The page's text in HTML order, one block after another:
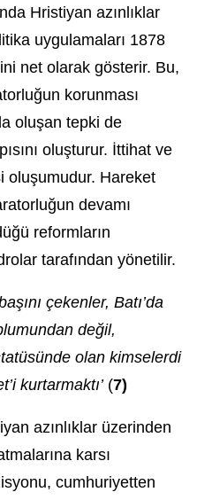
Hristiyan azınlıklar
uygulamaları 1878
net olarak gösterir. Bu,
korunması
oluşan tepki de
oluşturur. İttihat ve
oluşumudur. Hareket
devamı
reformların
tarafından yönetilir.
çekenler, Batı’da
değil,
olan kimselerdi
kurtarmaktı’(7)
azınlıklar üzerinden
karsı
cumhuriyetten